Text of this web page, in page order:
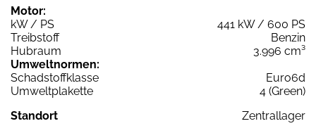
Motor:
kW / PS
441 kW / 600 PS
Treibstoff
Benzin
Hubraum
3.996 cm³
Umweltnormen:
Schadstoffklasse
Euro6d
Umweltplakette
4 (Green)
Standort
Zentrallager